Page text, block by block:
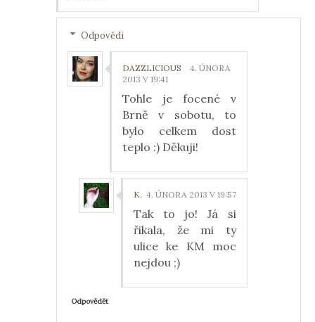
Odpovědi
DAZZLICIOUS
4. ÚNORA
2013 V 19:41
Tohle je focené v
Brně v sobotu, to
bylo celkem dost
teplo :) Děkuji!
K. 4. ÚNORA 2013 V 19:57
Tak to jo! Já si
řikala, že mi ty
ulice ke KM moc
nejdou ;)
Odpovědět